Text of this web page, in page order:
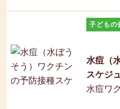
【マン
「フル
た。海
り、
て期待
は、経
の特徴
水痘（
スケジ
健師監
水痘ワ
子どもの